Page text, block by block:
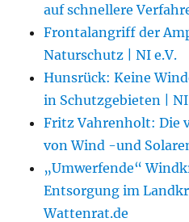
auf schnellere
Frontalangriff der
Naturschutz | NI e.V.
Hunsrück: Keine
in Schutzgebieten | NI
Fritz Vahrenholt: Die
von Wind -und
„Umwerfende“
Entsorgung im
Wattenrat.de